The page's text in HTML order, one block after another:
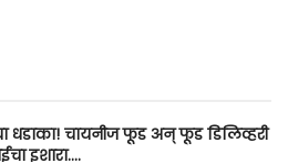
धडाका! चायनीज फूड अन् फूड डिलिव्हरी
इशारा….